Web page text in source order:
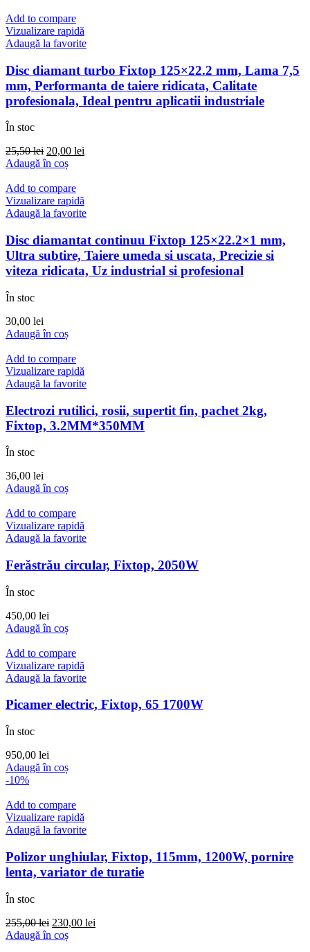
71,40 lei.
Add to compare
Vizualizare rapidă
Adaugă la favorite
Disc diamant turbo Fixtop 125×22.2 mm, Lama 7,5
mm, Performanta de taiere ridicata, Calitate
profesionala, Ideal pentru aplicatii industriale
În stoc
25,50lei Prețul
inițial
fost:
25,50 lei.
20,00 lei
Adaugă în coș
Add to compare
Vizualizare rapidă
Adaugă la favorite
Disc diamantat continuu Fixtop 125×22.2×1 mm,
Ultra subtire, Taiere umeda si uscata, Precizie si
viteza ridicata, Uz industrial si profesional
În stoc
30,00 lei
Adaugă în coș
Add to compare
Vizualizare rapidă
Adaugă la favorite
Electrozi rutilici, rosii, supertit fin, pachet 2kg,
Fixtop, 3.2MM*350MM
În stoc
36,00 lei
Adaugă în coș
Add to compare
Vizualizare rapidă
Adaugă la favorite
Ferăstrău circular, Fixtop, 2050W
În stoc
450,00 lei
Adaugă în coș
Add to compare
Vizualizare rapidă
Adaugă la favorite
Picamer electric, Fixtop, 65 1700W
În stoc
950,00 lei
Adaugă în coș
-10%
Add to compare
Vizualizare rapidă
Adaugă la favorite
Polizor unghiular, Fixtop, 115mm, 1200W, pornire
lenta, variator de turatie
În stoc
255,00lei Prețul
inițial
230,00 lei
Adaugă în coș